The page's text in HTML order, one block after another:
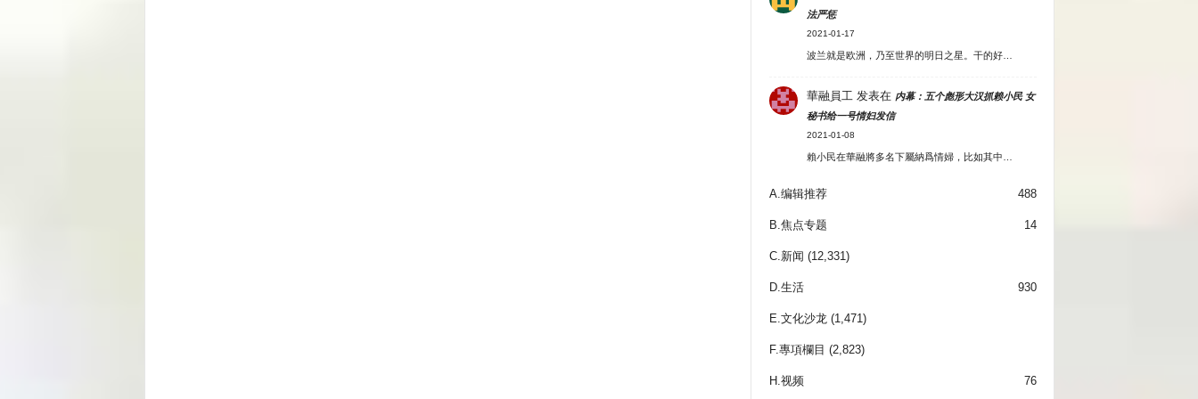
法严惩
2021-01-17
波兰就是欧洲，乃至世界的明日之星。干的好…
華融員工 发表在 内幕：五个彪形大汉抓赖小民 女
秘书给一号情妇发信
2021-01-08
賴小民在華融將多名下屬納爲情婦，比如其中…
A.编辑推荐 488
B.焦点专题 14
C.新闻 (12,331)
D.生活 930
E.文化沙龙 (1,471)
F.專項欄目 (2,823)
H.视频 76